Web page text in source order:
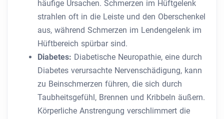
häufige Ursachen. Schmerzen im Hüftgelenk
strahlen oft in die Leiste und den Oberschenkel
aus, während Schmerzen im Lendengelenk im
Hüftbereich spürbar sind.
Diabetes: Diabetische Neuropathie, eine durch
Diabetes verursachte Nervenschädigung, kann
zu Beinschmerzen führen, die sich durch
Taubheitsgefühl, Brennen und Kribbeln äußern.
Körperliche Anstrengung verschlimmert die